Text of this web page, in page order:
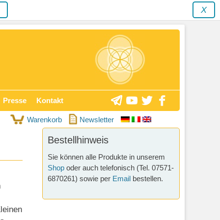
X
Presse Kontakt
Warenkorb Newsletter
Bestellhinweis
Sie können alle Produkte in unserem
Shop oder auch telefonisch (Tel. 07571-
6870261) sowie per Email bestellen.